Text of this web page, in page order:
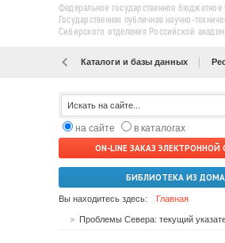
Федеральное государственное бюджетное
Государственная публичная научно-
Сибирского отделения Российской
Каталоги и базы данных
на сайте
в каталогах
ON-LINE ЗАКАЗ ЭЛЕКТРОННОЙ
БИБЛИОТЕКА ИЗ ДОМА
Вы находитесь здесь: Главная